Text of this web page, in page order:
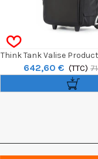
Think Tank Valise
40 V2
642,60 € (TTC)